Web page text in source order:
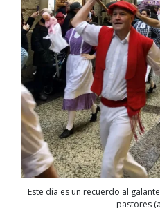
Este día es un recuerdo al
pastores